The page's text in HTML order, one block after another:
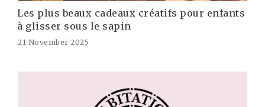
Les plus beaux cadeaux créatifs pour enfants
à glisser sous le sapin
21 November 2025